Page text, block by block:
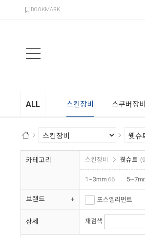
BOOKMARK
ALL 스킨장비 스쿠버장비
카테고리 스킨장비 웻슈트
1~3mm 66
브랜드 포스엘리먼트
크레시섭
타이푼
상세 재검색